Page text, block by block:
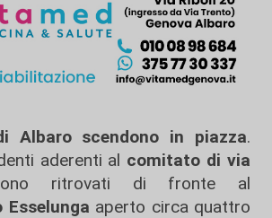
Albaro scendono in piazza.
aderenti al comitato di via
ritrovati di fronte al
Esselunga aperto circa quattro